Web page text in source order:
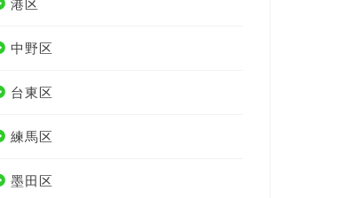
港区
中野区
台東区
練馬区
墨田区